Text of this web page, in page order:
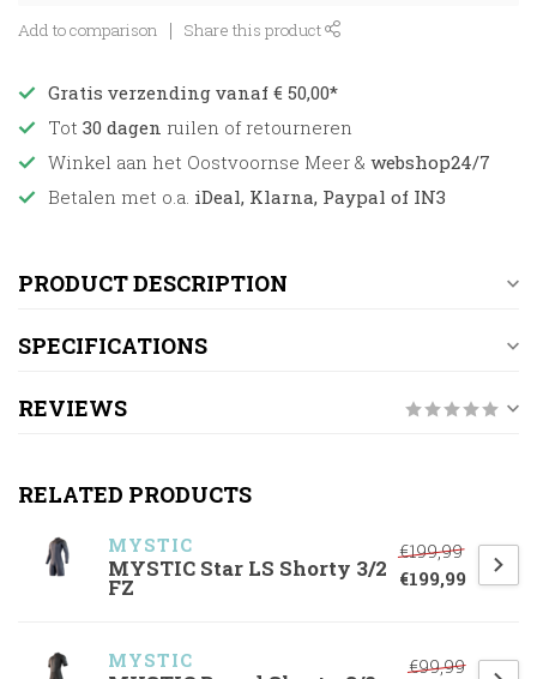
Add to comparison Share this product
Gratis verzending vanaf € 50,00*
Tot 30 dagen ruilen of retourneren
Winkel aan het Oostvoornse Meer & webshop24/7
Betalen met o.a. iDeal, Klarna, Paypal of IN3
PRODUCT DESCRIPTION
SPECIFICATIONS
REVIEWS
RELATED PRODUCTS
MYSTIC
MYSTIC Star LS Shorty 3/2
FZ
€199,99
€199,99
MYSTIC €99,99